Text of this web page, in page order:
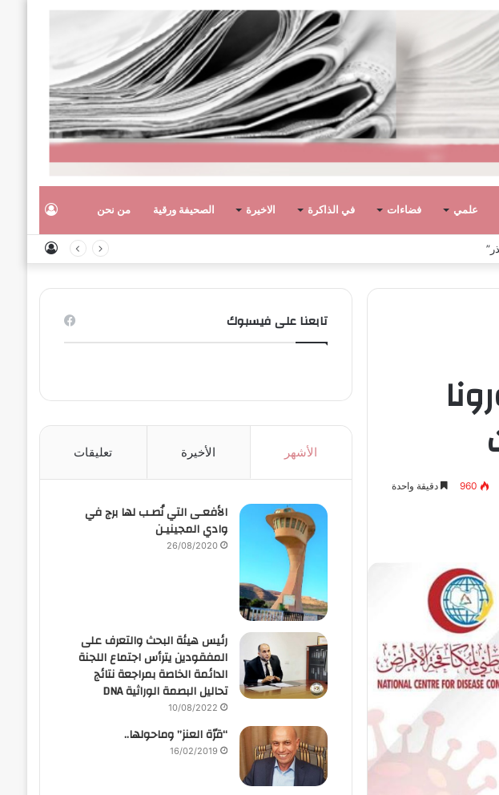
علمي فضاءات في الذاكرة الاخيرة الصحيفة ورقية من نحن
960 دقيقة واحدة
تابعنا على فيسبوك
الأشهر الأخيرة تعليقات
الأفعـى التي نُصـب لها برج في
وادي المجينيـن
26/08/2020
رئيس هيئة البحث والتعرف على
المفقودين يترأس اجتماع اللجنة
الدائمة الخاصة بمراجعة نتائج
تحاليل البصمة الوراثية DNA
10/08/2022
“قرّة العنز” وماحولها..
16/02/2019